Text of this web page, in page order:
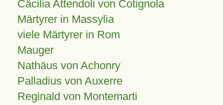
Cäcilia Attendoli von Cotignola
Märtyrer in Massylia
viele Märtyrer in Rom
Mauger
Nathäus von Achonry
Palladius von Auxerre
Reginald von Montemarti